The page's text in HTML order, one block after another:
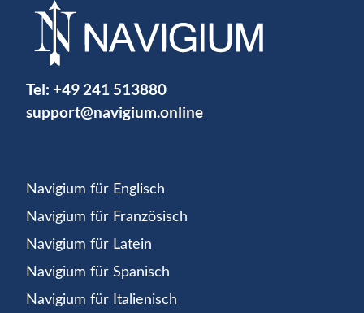
Tel: +49 241 513880
support@navigium.online
Navigium für Englisch
Navigium für Französisch
Navigium für Latein
Navigium für Spanisch
Navigium für Italienisch